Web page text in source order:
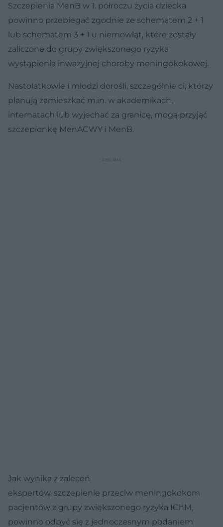
Szczepienia MenB w 1. półroczu życia dziecka
powinno przebiegać zgodnie ze schematem 2 + 1
lub schematem 3 + 1 u niemowląt, które zostały
zaliczone do grupy zwiększonego ryzyka
wystąpienia inwazyjnej choroby meningokokowej.
Nastolatkowie i młodzi dorośli, szczególnie ci, którzy
planują zamieszkać m.in. w akademikach,
internatach lub wyjechać za granicę, mogą przyjąć
szczepionkę MenACWY i MenB.
Jak wynika z zaleceń
ekspertów, szczepienie przeciw meningokokom
pacjentów z grupy zwiększonego ryzyka IChM,
powinno odbyć się z jednoczesnym podaniem